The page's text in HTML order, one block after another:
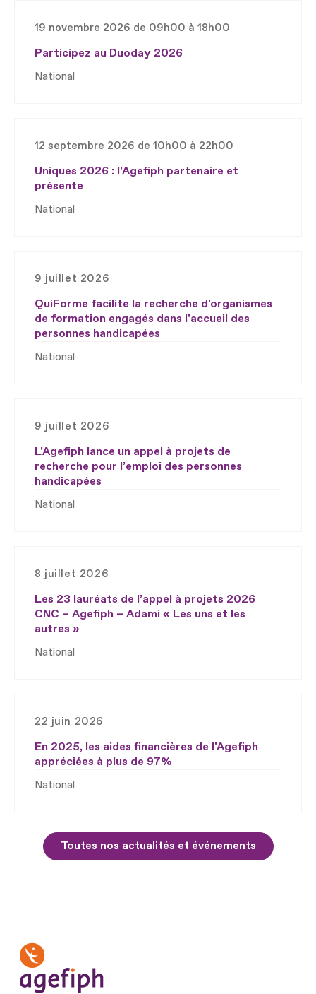
19 novembre 2026 de 09h00 à 18h00
Participez au Duoday 2026
National
12 septembre 2026 de 10h00 à 22h00
Uniques 2026 : l'Agefiph partenaire et
présente
National
9 juillet 2026
QuiForme facilite la recherche d'organismes
de formation engagés dans l'accueil des
personnes handicapées
National
9 juillet 2026
L'Agefiph lance un appel à projets de
recherche pour l’emploi des personnes
handicapées
National
8 juillet 2026
Les 23 lauréats de l’appel à projets 2026
CNC – Agefiph – Adami « Les uns et les
autres »
National
22 juin 2026
En 2025, les aides financières de l'Agefiph
appréciées à plus de 97%
National
Toutes nos actualités et événements